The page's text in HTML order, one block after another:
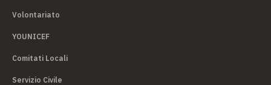
Volontariato
YOUNICEF
Comitati Locali
Servizio Civile